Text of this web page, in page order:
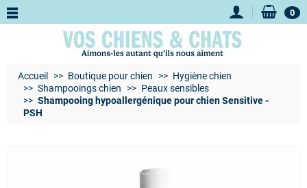
0
Accueil Boutique pour chien
Hygiène chien
Shampooings chien
Peaux sensibles
Shampooing hypoallergénique pour chien Sensitive -
PSH